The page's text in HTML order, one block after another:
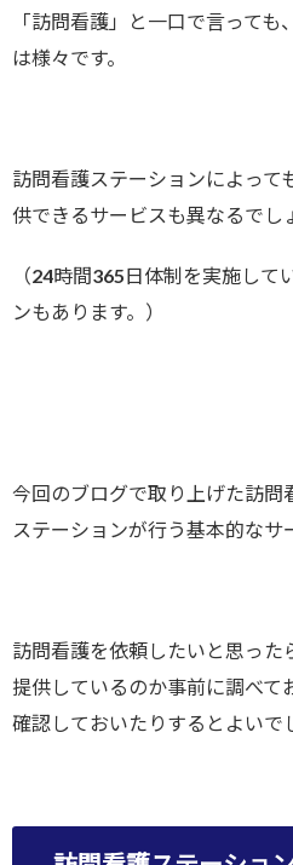
「訪問看護」と一口で言って
は様々です。
訪問看護ステーションによって
供できるサービスも異なるでし
（24時間365日体制を実施して
ンもあります。）
今回のブログで取り上げた訪問
ステーションが行う基本的なサ
訪問看護を依頼したいと思った
提供しているのか事前に調べて
確認しておいたりするとよいで